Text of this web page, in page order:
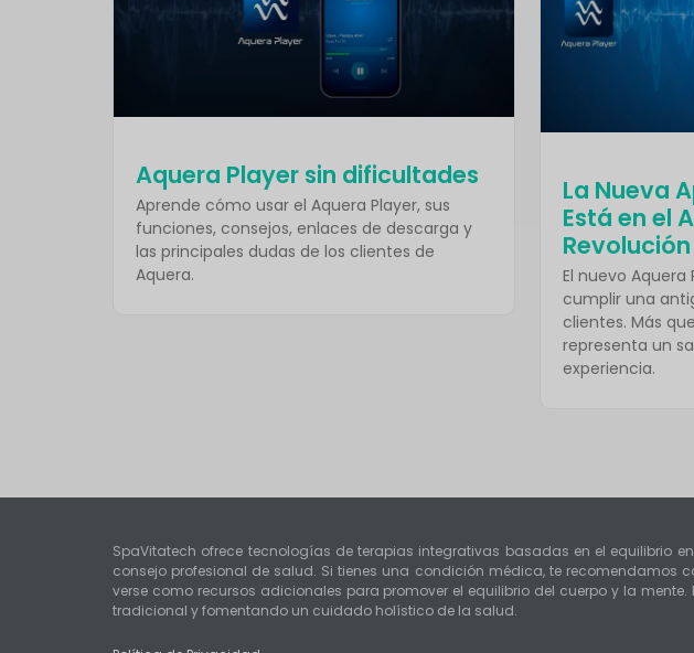
Aquera Player sin dificultades
Aprende cómo usar el Aquera Player, sus
funciones, consejos, enlaces de descarga y
las principales dudas de los clientes de
Aquera.
La Nueva
Está en el
Revolución
El nuevo Aquera
cumplir una
clientes. Más
representa un
experiencia.
SpaVitatech ofrece tecnologías de terapias integrativas basadas en el equilibrio
consejo profesional de salud. Si tienes una condición médica, te
verse como recursos adicionales para promover el equilibrio del cuerpo y la
tradicional y fomentando un cuidado holístico de la salud.